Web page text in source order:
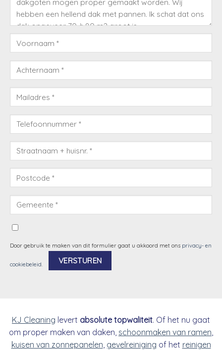
Door gebruik te maken van dit formulier gaat u akkoord met ons privacy- en
cookiebeleid.
KJ Cleaning levert absolute topwaliteit. Of het nu gaat
om proper maken van daken, schoonmaken van ramen
kuisen van zonnepanelen gevelreiniging of het reinigen